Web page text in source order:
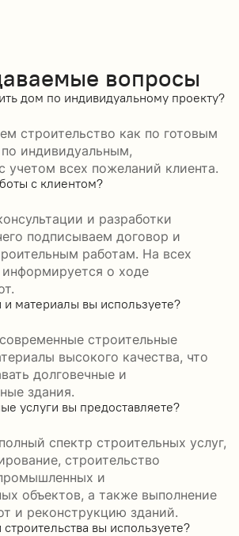
вопросы
дом по индивидуальному проекту?
строительство как по готовым
индивидуальным,
учетом всех пожеланий клиента.
с клиентом?
и разработки
подписываем договор и
работам. На всех
информируется о ходе
и материалы вы используете?
строительные
высокого качества, что
долговечные и
здания.
услуги вы предоставляете?
спектр строительных услуг,
строительство
и
объектов, а также выполнение
и реконструкцию зданий.
вы используете?